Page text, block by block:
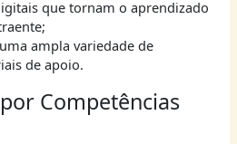
que tornam o aprendizado
ampla variedade de
de apoio.
Competências